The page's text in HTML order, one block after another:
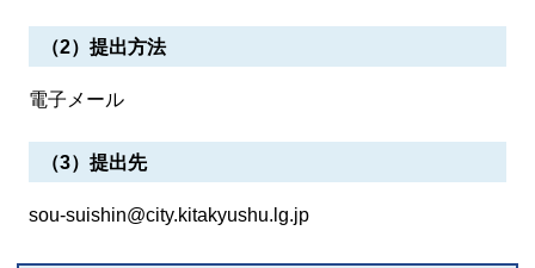
（2）提出方法
電子メール
（3）提出先
sou-suishin@city.kitakyushu.lg.jp